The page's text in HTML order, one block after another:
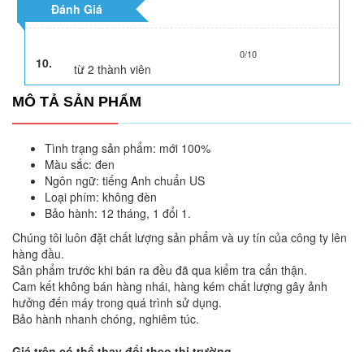
Đánh Giá
10.
0/10
từ 2 thành viên
MÔ TẢ SẢN PHẨM
Tình trạng sản phẩm: mới 100%
Màu sắc: đen
Ngôn ngữ: tiếng Anh chuẩn US
Loại phím: không đèn
Bảo hành: 12 tháng, 1 đổi 1.
Chúng tôi luôn đặt chất lượng sản phẩm và uy tín của công ty lên
hàng đầu.
Sản phẩm trước khi bán ra đều đã qua kiểm tra cẩn thận.
Cam kết không bán hàng nhái, hàng kém chất lượng gây ảnh
hưởng đến máy trong quá trình sử dụng.
Bảo hành nhanh chóng, nghiêm túc.